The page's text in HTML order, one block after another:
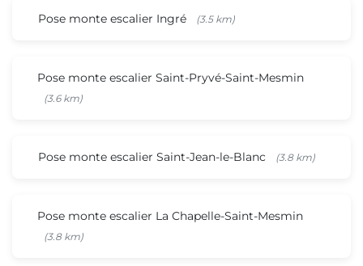
Pose monte escalier Ingré (3.5 km)
Pose monte escalier Saint-Pryvé-Saint-Mesmin
(3.6 km)
Pose monte escalier Saint-Jean-le-Blanc (3.8 km)
Pose monte escalier La Chapelle-Saint-Mesmin
(3.8 km)